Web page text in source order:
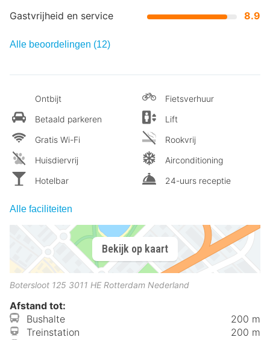
Gastvrijheid en service
8.9
Alle beoordelingen (12)
Ontbijt
Betaald parkeren
Gratis Wi-Fi
Huisdiervrij
Hotelbar
Fietsverhuur
Lift
Rookvrij
Airconditioning
24-uurs receptie
Alle faciliteiten
Bekijk op kaart
Botersloot 125 3011 HE Rotterdam Nederland
Afstand tot:
Bushalte
200 m
Treinstation
200 m